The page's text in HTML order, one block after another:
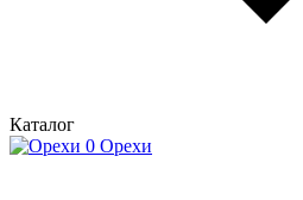
Каталог
Орехи